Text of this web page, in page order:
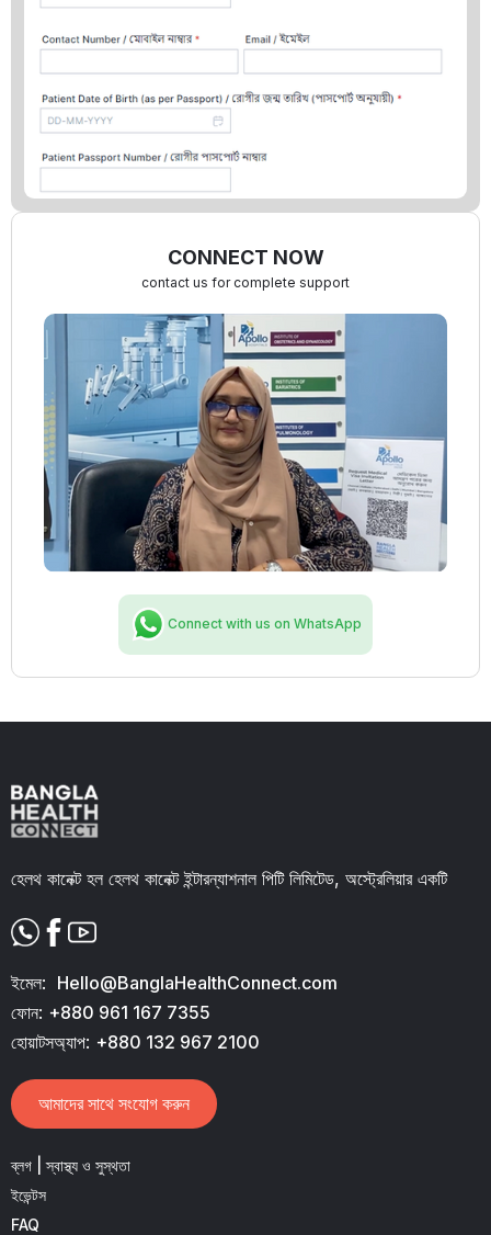
CONNECT NOW
contact us for complete support
Connect with us on WhatsApp
হেলথ কানেক্ট হল হেলথ কানেক্ট ইন্টারন্যাশনাল পিটি লিমিটেড, অস্ট্রেলিয়ার একটি
ইমেল: Hello@BanglaHealthConnect.com
ফোন: +880 961 167 7355
হোয়াটসঅ্যাপ: +880 132 967 2100
আমাদের সাথে সংযোগ করুন
ব্লগ | স্বাস্থ্য ও সুস্থতা
ইভেন্টস
FAQ